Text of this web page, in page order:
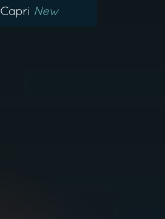
Capri New